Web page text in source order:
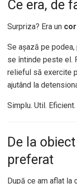
Ce era, de
Surpriza? Era un
Se așază pe
se întinde peste el.
relieful să exercite
ajutând la
Simplu. Util. Eficient.
De la
preferat
După ce am aflat